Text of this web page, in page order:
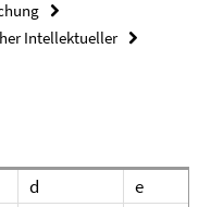
Intellektueller
d
e